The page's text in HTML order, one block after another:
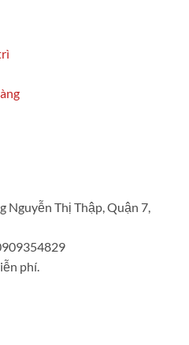
Nguyễn Thị Thập, Quận 7,
phí.